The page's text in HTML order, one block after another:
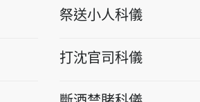
祭送小人科儀
打沈官司科儀